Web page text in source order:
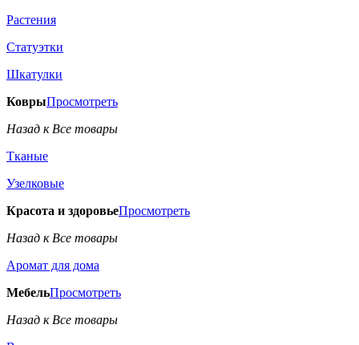
Растения
Статуэтки
Шкатулки
КоврыПросмотреть
Назад к Все товары
Тканые
Узелковые
Красота и здоровьеПросмотреть
Назад к Все товары
Аромат для дома
МебельПросмотреть
Назад к Все товары